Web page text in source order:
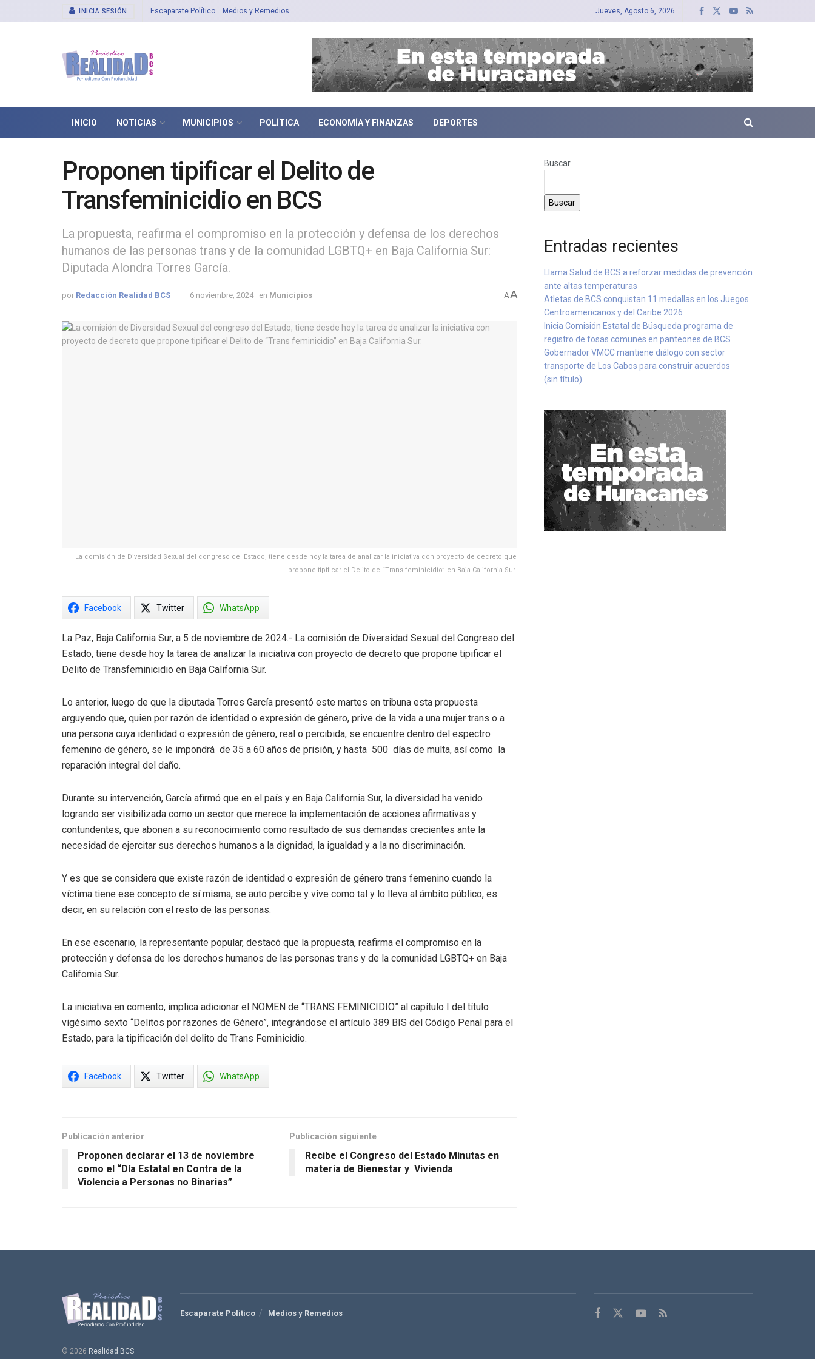
INICIA SESIÓN Escaparate Político Medios y Remedios Jueves, Agosto 6, 2026
INICIO NOTICIAS MUNICIPIOS POLÍTICA ECONOMÍA Y FINANZAS DEPORTES
Proponen tipificar el Delito de
Transfeminicidio en BCS
La propuesta, reafirma el compromiso en la protección y defensa de los derechos
humanos de las personas trans y de la comunidad LGBTQ+ en Baja California Sur:
Diputada Alondra Torres García.
por Redacción Realidad BCS 6 noviembre, 2024 en Municipios AA
La comisión de Diversidad Sexual del congreso del Estado, tiene desde hoy la tarea de analizar la iniciativa con proyecto de decreto que
propone tipificar el Delito de “Trans feminicidio” en Baja California Sur.
Facebook Twitter WhatsApp
La Paz, Baja California Sur, a 5 de noviembre de 2024.- La comisión de Diversidad Sexual del Congreso del
Estado, tiene desde hoy la tarea de analizar la iniciativa con proyecto de decreto que propone tipificar el
Delito de Transfeminicidio en Baja California Sur.
Lo anterior, luego de que la diputada Torres García presentó este martes en tribuna esta propuesta
arguyendo que, quien por razón de identidad o expresión de género, prive de la vida a una mujer trans o a
una persona cuya identidad o expresión de género, real o percibida, se encuentre dentro del espectro
femenino de género, se le impondrá de 35 a 60 años de prisión, y hasta 500 días de multa, así como la
reparación integral del daño.
Durante su intervención, García afirmó que en el país y en Baja California Sur, la diversidad ha venido
logrando ser visibilizada como un sector que merece la implementación de acciones afirmativas y
contundentes, que abonen a su reconocimiento como resultado de sus demandas crecientes ante la
necesidad de ejercitar sus derechos humanos a la dignidad, la igualdad y a la no discriminación.
Y es que se considera que existe razón de identidad o expresión de género trans femenino cuando la
víctima tiene ese concepto de sí misma, se auto percibe y vive como tal y lo lleva al ámbito público, es
decir, en su relación con el resto de las personas.
En ese escenario, la representante popular, destacó que la propuesta, reafirma el compromiso en la
protección y defensa de los derechos humanos de las personas trans y de la comunidad LGBTQ+ en Baja
California Sur.
La iniciativa en comento, implica adicionar el NOMEN de “TRANS FEMINICIDIO” al capítulo I del título
vigésimo sexto “Delitos por razones de Género”, integrándose el artículo 389 BIS del Código Penal para el
Estado, para la tipificación del delito de Trans Feminicidio.
Facebook Twitter WhatsApp
Publicación anterior
Proponen declarar el 13 de noviembre
como el “Día Estatal en Contra de la
Violencia a Personas no Binarias”
Publicación siguiente
Recibe el Congreso del Estado Minutas en
materia de Bienestar y Vivienda
Buscar
Buscar
Entradas recientes
Llama Salud de BCS a reforzar medidas de prevención
ante altas temperaturas
Atletas de BCS conquistan 11 medallas en los Juegos
Centroamericanos y del Caribe 2026
Inicia Comisión Estatal de Búsqueda programa de
registro de fosas comunes en panteones de BCS
Gobernador VMCC mantiene diálogo con sector
transporte de Los Cabos para construir acuerdos
(sin título)
© 2026 Realidad BCS
Escaparate Político Medios y Remedios